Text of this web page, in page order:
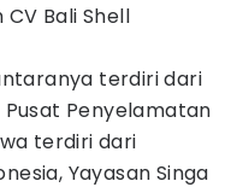
Bali Shell
terdiri dari
Penyelamatan
terdiri dari
Yayasan Singa